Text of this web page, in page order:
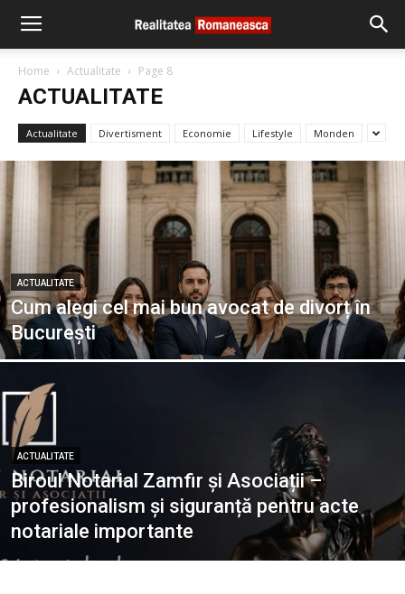
Home Actualitate Page 8
ACTUALITATE
Actualitate Divertisment Economie Lifestyle Monden
ACTUALITATE
Cum alegi cel mai bun avocat de divorț în
București
ACTUALITATE
Biroul Notarial Zamfir și Asociații –
profesionalism și siguranță pentru acte
notariale importante